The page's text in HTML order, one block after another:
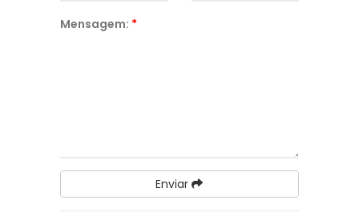
Mensagem: *
Enviar